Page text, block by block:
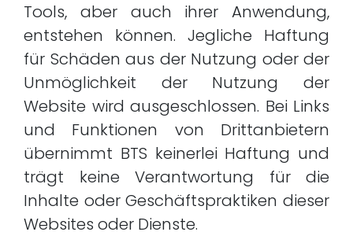
Tools, aber auch ihrer Anwendung,
entstehen können. Jegliche Haftung
für Schäden aus der Nutzung oder der
Unmöglichkeit der Nutzung der
Website wird ausgeschlossen. Bei Links
und Funktionen von Drittanbietern
übernimmt BTS keinerlei Haftung und
trägt keine Verantwortung für die
Inhalte oder Geschäftspraktiken dieser
Websites oder Dienste.